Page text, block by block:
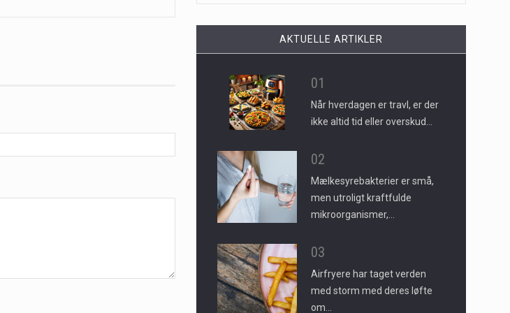
AKTUELLE ARTIKLER
01
Når hverdagen er travl, er der
ikke altid tid eller overskud…
02
Mælkesyrebakterier er små,
men utroligt kraftfulde
mikroorganismer,…
03
Airfryere har taget verden
med storm med deres løfte
om…